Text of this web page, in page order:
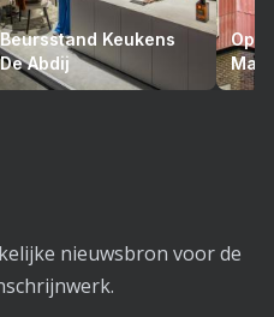
Beursstand Keukens
De Abdij
nieuwsbron voor de